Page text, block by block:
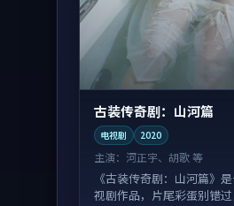
古装传奇剧：山河篇
电视剧 2020
主演： 河正宇、胡歌 等
《古装传奇剧：山河篇》
视剧作品，片尾彩蛋别错